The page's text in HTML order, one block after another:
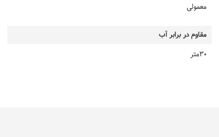
معمولی
مقاوم در برابر آب
30متر